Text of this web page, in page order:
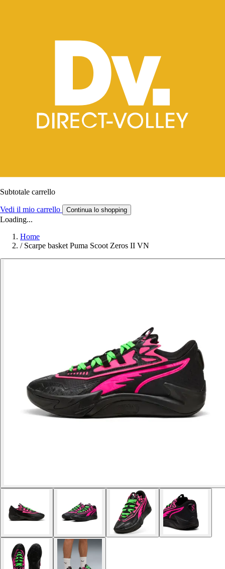
Subtotale carrello
Vedi il mio carrello Continua lo shopping
Loading...
Home
/ Scarpe basket Puma Scoot Zeros II VN